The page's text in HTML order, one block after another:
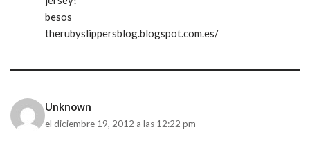
besos
therubyslippersblog.blogspot.com.es/
Unknown
el diciembre 19, 2012 a las 12:22 pm